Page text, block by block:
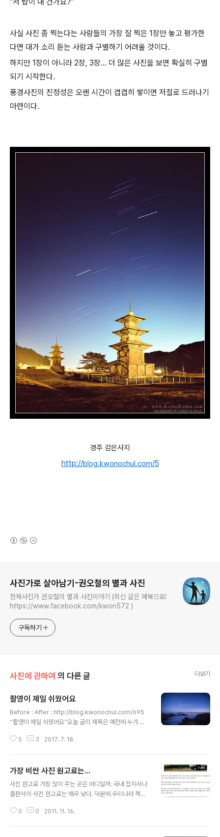
사실 사진 좀 찍는다는 사람들의 가장 잘 찍은 1장만 놓고 평가한
다면 대가 소리 듣는 사람과 구별하기 어려울 것이다.
하지만 1장이 아니라 2장, 3장... 더 많은 사진을 보면 확실히 구별
되기 시작한다.
풍경사진의 진정성은 오랜 시간이 겹겹히 쌓이면 저절로 드러나기
마련이다.
경주 감은사지
http://blog.kwonochul.com/5
사진가로 살아남기-권오철의 별과 사진
천체사진가 권오철의 별과 사진이야기 (최신 글은 페북으로!
https://www.facebook.com/kwon572 )
구독하기
사진에 관하여 의 다른 글 더보기
촬영이 제일 쉬웠어요
Before : After : http://blog.kwonochul.com/695
“촬영이 제일 쉬웠어요”오늘 글의 제목은 예전에 누가 쓴
사실은 촬영이 제일 쉽다. 산에 올라가서 12시간 카메라 옆
못 간다. 기온이 떨어지는 새벽을 지나 아침이 오면 짐 싸서
내려가면 끝이다. 이제 새로운 시작이 기다리고 있다. 촬영
한 것을 후반 작업하는 데에는 촬영하는 것보다 스무 배 이
것이다. 영상을 보자. 최종 영상과는 느낌이 좀 다를 것이
5 3 2017. 7. 18.
가장 비싼 사진 원고료는...
사진 원고료 가장 많이 주는 곳은 어디일까. 국내 잡지사나
출판사의 사진 원고료는 매우 낮다. 덕분에 우리나라 책은
까 그렇게 만들 수 있는 것이다. 외국 서적들은 그림이나 사
0 0 2011. 11. 16.